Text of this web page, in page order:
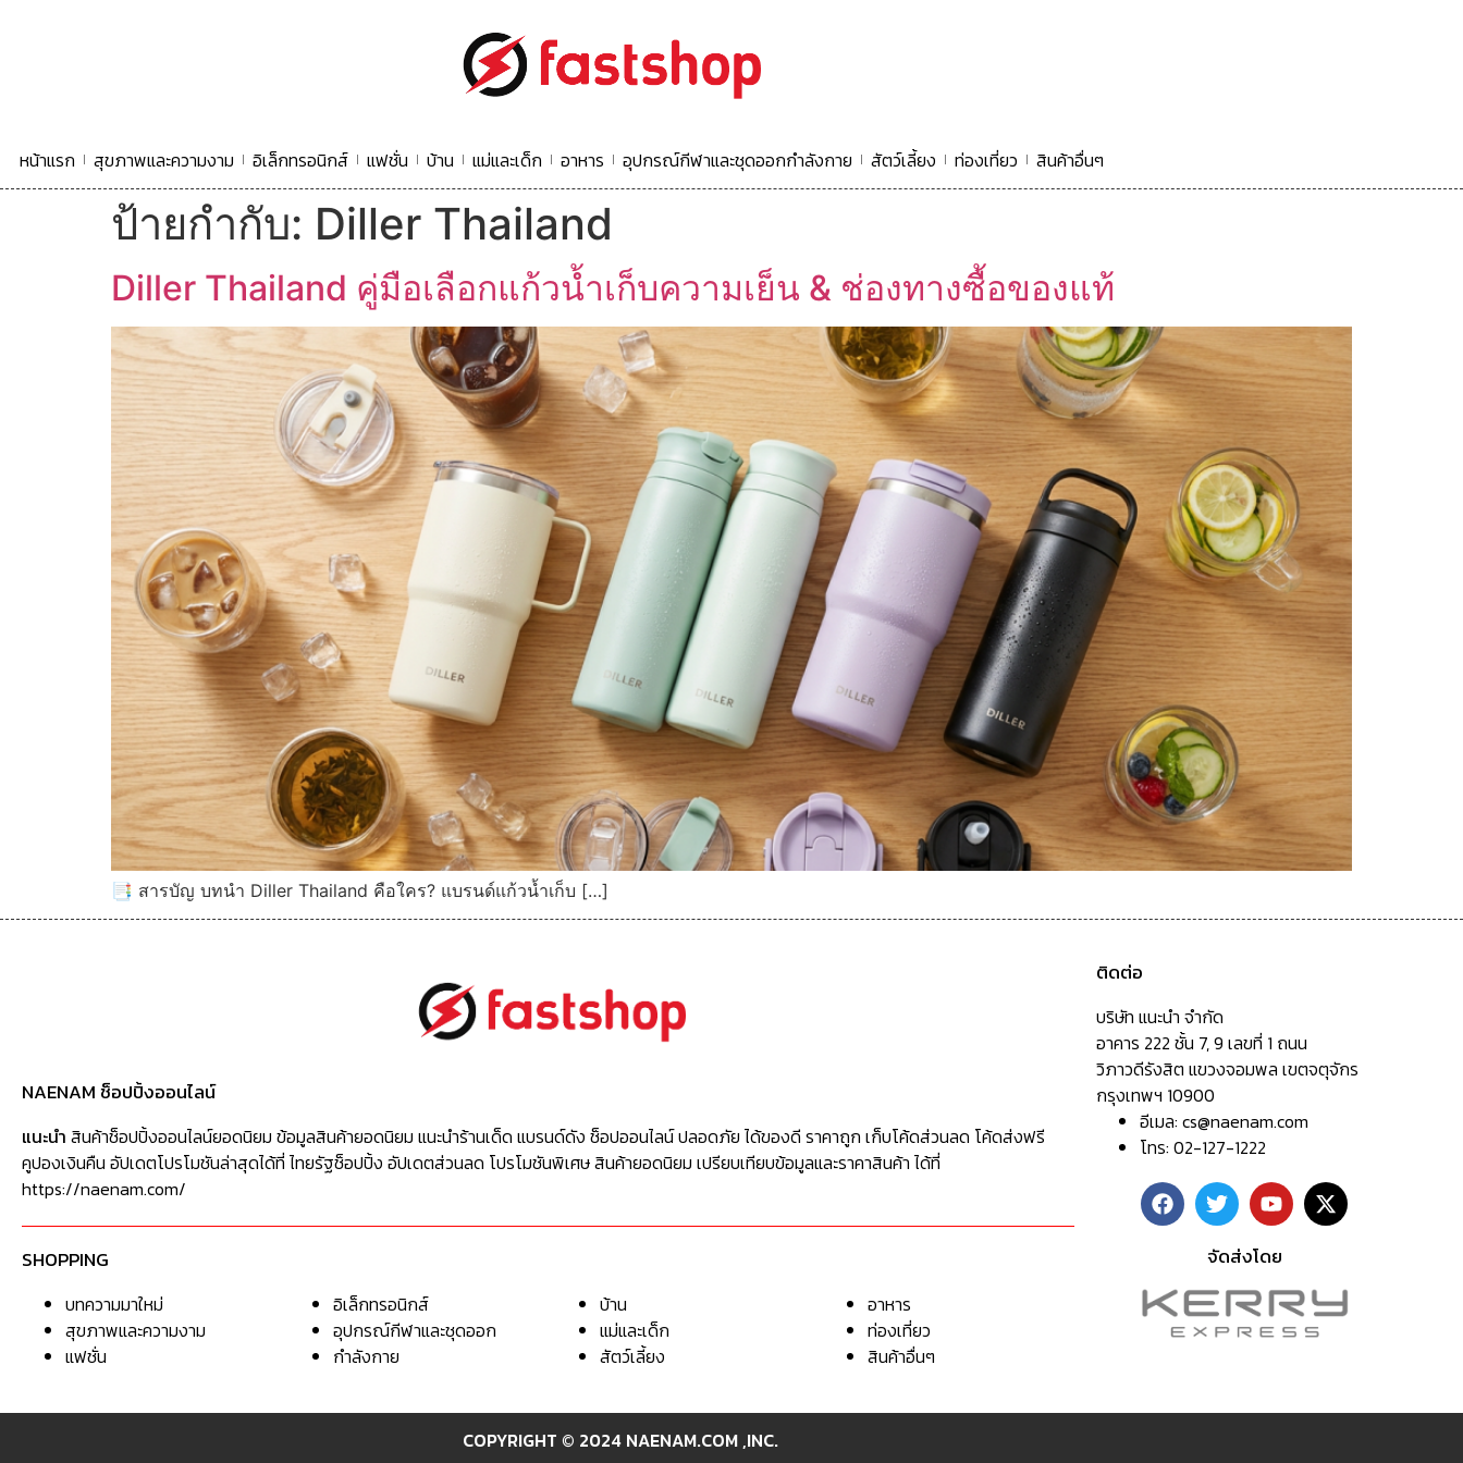
หน้าแรก สุขภาพและความงาม อิเล็กทรอนิกส์ แฟชั่น บ้าน แม่และเด็ก อาหาร อุปกรณ์กีฬาและชุดออกกำลังกาย สัตว์เลี้ยง ท่องเที่ยว สินค้าอื่นๆ
ป้ายกำกับ: Diller Thailand
Diller Thailand คู่มือเลือกแก้วน้ำเก็บความเย็น & ช่องทางซื้อของแท้
📑 สารบัญ บทนำ Diller Thailand คือใคร? แบรนด์แก้วน้ำเก็บ […]
NAENAM ช็อปปิ้งออนไลน์
แนะนำ สินค้าช็อปปิ้งออนไลน์ยอดนิยม ข้อมูลสินค้ายอดนิยม แนะนำร้านเด็ด แบรนด์ดัง ช็อปออนไลน์ ปลอดภัย ได้ของดี ราคาถูก เก็บโค้ดส่วนลด โค้ดส่งฟรี
คูปองเงินคืน อัปเดตโปรโมชันล่าสุดได้ที่ ไทยรัฐช็อปปิ้ง อัปเดตส่วนลด โปรโมชันพิเศษ สินค้ายอดนิยม เปรียบเทียบข้อมูลและราคาสินค้า ได้ที่
https://naenam.com/
SHOPPING
บทความมาใหม่
สุขภาพและความงาม
แฟชั่น
อิเล็กทรอนิกส์
อุปกรณ์กีฬาและชุดออก
กำลังกาย
บ้าน
แม่และเด็ก
สัตว์เลี้ยง
อาหาร
ท่องเที่ยว
สินค้าอื่นๆ
ติดต่อ
บริษัท แนะนำ จำกัด
อาคาร 222 ชั้น 7, 9 เลขที่ 1 ถนน
วิภาวดีรังสิต แขวงจอมพล เขตจตุจักร
กรุงเทพฯ 10900
อีเมล: cs@naenam.com
โทร: 02-127-1222
จัดส่งโดย
COPYRIGHT © 2024 NAENAM.COM ,INC.